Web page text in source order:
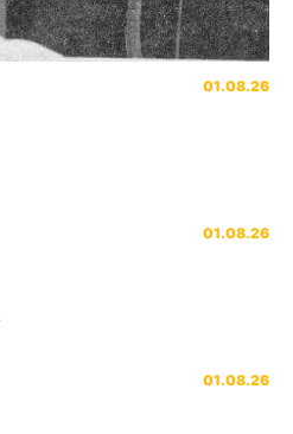
01.08.26
01.08.26
01.08.26